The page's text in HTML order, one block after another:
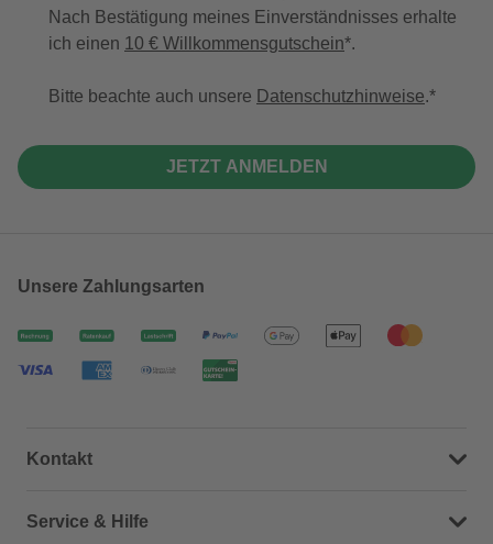
Nach Bestätigung meines Einverständnisses erhalte
ich einen 10 € Willkommensgutschein*.
Bitte beachte auch unsere Datenschutzhinweise.
JETZT ANMELDEN
Unsere Zahlungsarten
Kontakt
Dein Kontakt zu uns
Service & Hilfe